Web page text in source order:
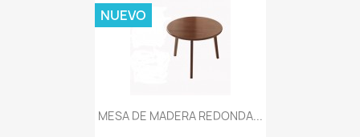
MESA DE MADERA REDONDA...
NUEVO